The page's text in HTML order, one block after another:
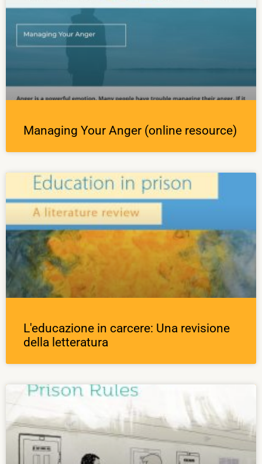
Managing Your Anger (online resource)
L'educazione in carcere: Una revisione
della letteratura